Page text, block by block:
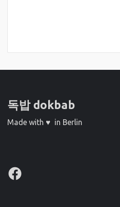
독밥 dokbab
Made with ♥ in Berlin
Facebook